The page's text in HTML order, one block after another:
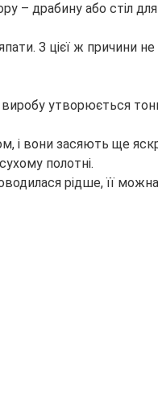
– драбину або стіл
З цієї ж причини
утворюється
і вони засяють ще
полотні.
рідше, її